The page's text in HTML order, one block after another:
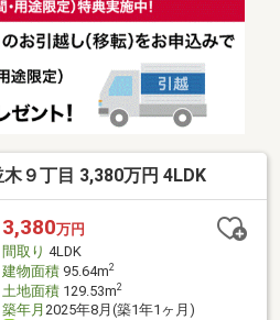
９丁目 3,380万円 4LDK
3,380万円
間取り 4LDK
建物面積95.64m2
土地面積129.53m2
築年月 2025年8月(築1年1ヶ月)